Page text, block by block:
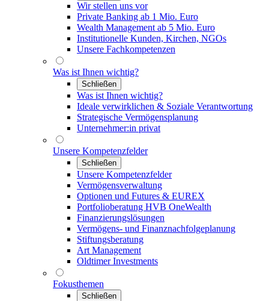
Wir stellen uns vor
Private Banking ab 1 Mio. Euro
Wealth Management ab 5 Mio. Euro
Institutionelle Kunden, Kirchen, NGOs
Unsere Fachkompetenzen
Was ist Ihnen wichtig?
Schließen
Was ist Ihnen wichtig?
Ideale verwirklichen & Soziale Verantwortung
Strategische Vermögensplanung
Unternehmer:in privat
Unsere Kompetenzfelder
Schließen
Unsere Kompetenzfelder
Vermögensverwaltung
Optionen und Futures & EUREX
Portfolioberatung HVB OneWealth
Finanzierungslösungen
Vermögens- und Finanznachfolgeplanung
Stiftungsberatung
Art Management
Oldtimer Investments
Fokusthemen
Schließen